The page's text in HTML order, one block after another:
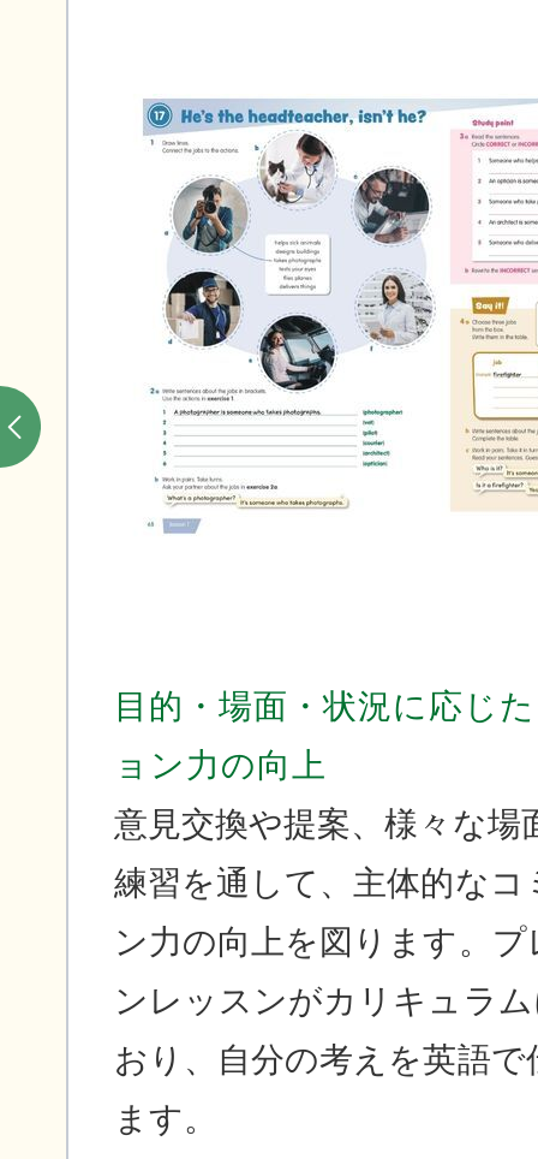
目的・場面・状況に応じ
ョン力の向上
意見交換や提案、様々な場
練習を通して、主体的な
ン力の向上を図ります。
ンレッスンがカリキュラ
おり、自分の考えを英語
ます。